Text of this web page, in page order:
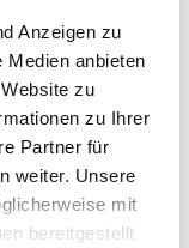
Anzeigen zu
Medien anbieten
zu
zu Ihrer
Partner für
weiter. Unsere
mit
bereitgestellt
oft